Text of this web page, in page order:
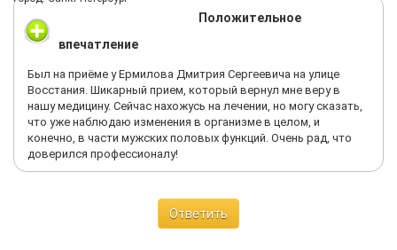
Положительное
впечатление
Был на приёме у Ермилова Дмитрия Сергеевича на улице
Восстания. Шикарный прием, который вернул мне веру в
нашу медицину. Сейчас нахожусь на лечении, но могу сказать,
что уже наблюдаю изменения в организме в целом, и
конечно, в части мужских половых функций. Очень рад, что
доверился профессионалу!
Ответить